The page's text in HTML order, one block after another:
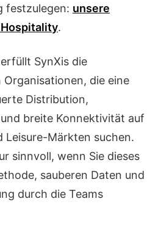
festzulegen: unsere
.
SynXis die
die eine
Distribution,
breite Konnektivität auf
Leisure-Märkten suchen.
sinnvoll, wenn Sie dieses
sauberen Daten und
durch die Teams